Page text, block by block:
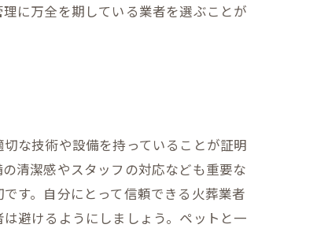
に万全を期している業者を選ぶことが
な技術や設備を持っていることが証明
清潔感やスタッフの対応なども重要な
す。自分にとって信頼できる火葬業者
避けるようにしましょう。ペットと一